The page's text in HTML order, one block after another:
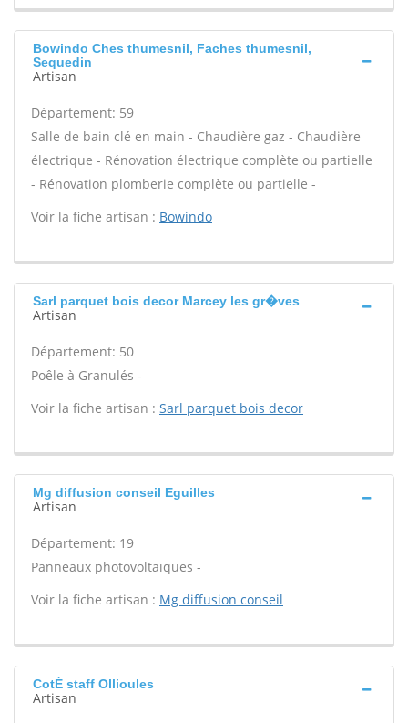
Bowindo Ches thumesnil, Faches thumesnil,
Sequedin
Artisan
Département: 59
Salle de bain clé en main - Chaudière gaz - Chaudière
électrique - Rénovation électrique complète ou partielle
- Rénovation plomberie complète ou partielle -
Voir la fiche artisan : Bowindo
Sarl parquet bois decor Marcey les gr�ves
Artisan
Département: 50
Poêle à Granulés -
Voir la fiche artisan : Sarl parquet bois decor
Mg diffusion conseil Eguilles
Artisan
Département: 19
Panneaux photovoltaïques -
Voir la fiche artisan : Mg diffusion conseil
CotÉ staff Ollioules
Artisan